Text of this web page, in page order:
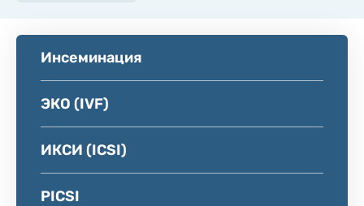
Инсеминация
ЭКО (IVF)
ИКСИ (ICSI)
PICSI